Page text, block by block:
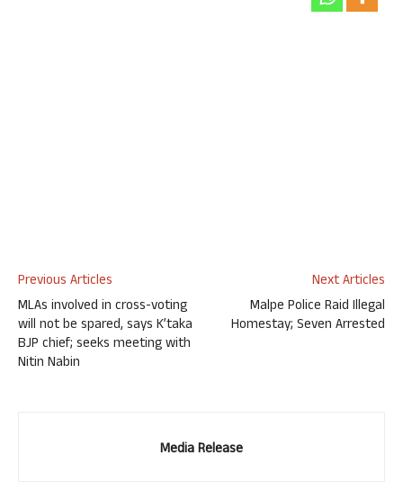
Previous Articles
MLAs involved in cross-voting
will not be spared, says K’taka
BJP chief; seeks meeting with
Nitin Nabin
Next Articles
Malpe Police Raid Illegal
Homestay; Seven Arrested
Media Release